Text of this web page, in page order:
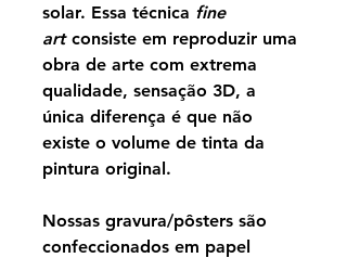
solar. Essa técnica fine
artconsiste em reproduzir uma
obra de arte com extrema
qualidade, sensação 3D, a
única diferença é que não
existe o volume de tinta da
pintura original.
Nossas gravura/pôsters são
confeccionados em papel